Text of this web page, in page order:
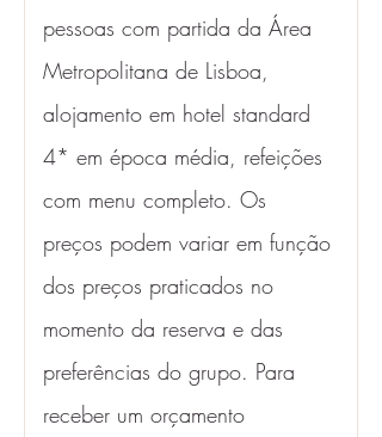
pessoas com partida da Área
Metropolitana de Lisboa,
alojamento em hotel standard
4* em época média, refeições
com menu completo. Os
preços podem variar em função
dos preços praticados no
momento da reserva e das
preferências do grupo. Para
receber um orçamento